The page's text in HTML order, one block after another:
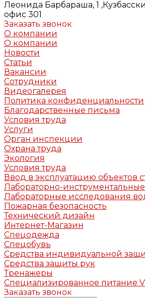
Леонида Барбараша, 1
офис 301
Заказать звонок
О компании
О компании
Новости
Статьи
Вакансии
Сотрудники
Видеогалерея
Политика конфиденциальности
Благодарственные письма
Условия труда
Услуги
Орган инспекции
Охрана труда
Экология
Условия труда
Ввод в эксплуатацию объектов
Лабораторно-
Лабораторные исследования
Пожарная безопасность
Технический дизайн
Интернет-Магазин
Спецодежда
Спецобувь
Средства индивидуальной
Средства защиты рук
Тренажеры
Специализированное питание
Заказать звонок